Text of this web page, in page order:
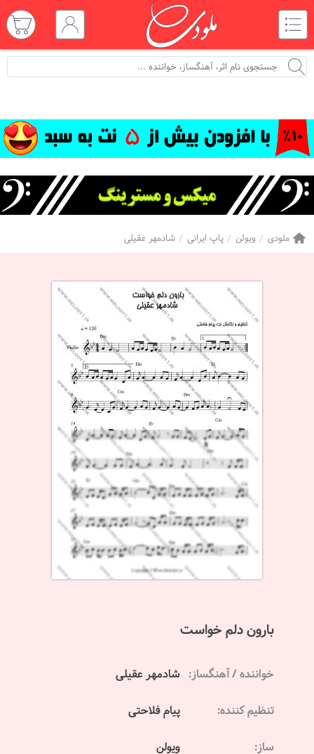
ملودی ویولن پاپ ایرانی شادمهر عقیلی
بارون دلم خواست
خواننده / آهنگساز: شادمهر عقیلی
تنظیم کننده: پیام فلاحتی
ساز: ویولن